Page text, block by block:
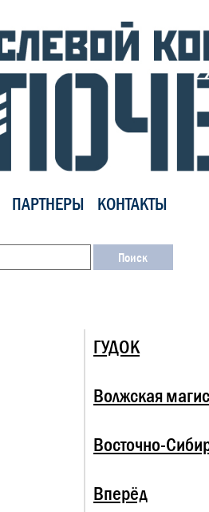
ПАРТНЕРЫ КОНТАКТЫ
ГУДОК
Волжская
Восточно-
Вперёд